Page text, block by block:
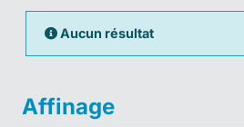
Aucun résultat
Affinage